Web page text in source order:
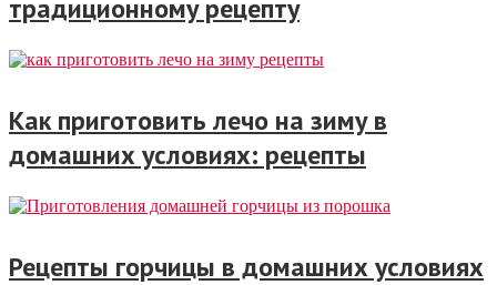
традиционному рецепту
Как приготовить лечо на зиму в
домашних условиях: рецепты
Рецепты горчицы в домашних условиях